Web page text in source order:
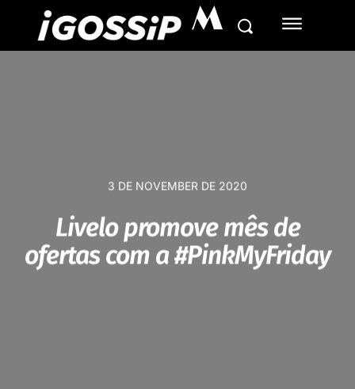
M
3 DE NOVEMBER DE 2020
Livelo promove mês de
ofertas com a #PinkMyFriday